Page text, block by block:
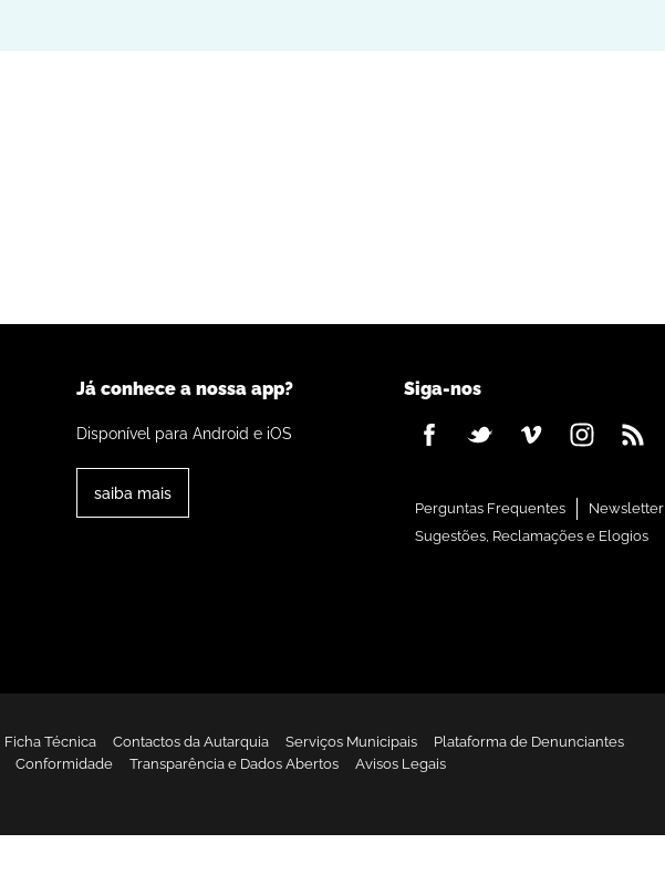
Já conhece a nossa app?
Disponível para Android e iOS
saiba mais
Siga-nos
Perguntas Frequentes
Newsletter
Sugestões, Reclamações e Elogios
Ficha Técnica Contactos da Autarquia Serviços Municipais
Plataforma de Denunciantes
Conformidade Transparência e Dados Abertos Avisos Legais